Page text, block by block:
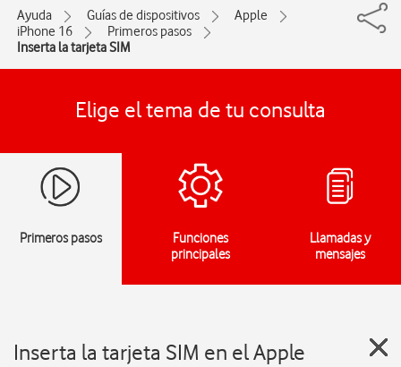
Ayuda Guías de dispositivos
Apple
iPhone 16
Primeros pasos
Inserta la tarjeta SIM
Elige el tema de tu consulta
Primeros pasos
Funciones
principales
Llamadas y
mensajes
Inserta la tarjeta SIM en el Apple